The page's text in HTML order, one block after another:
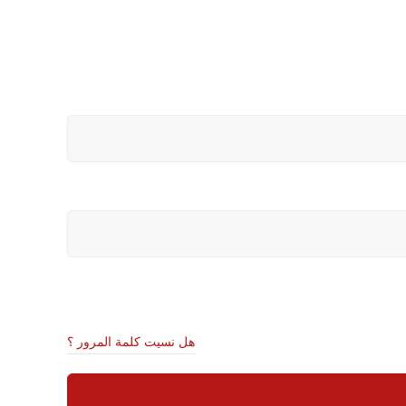
هل نسيت كلمة المرور ؟